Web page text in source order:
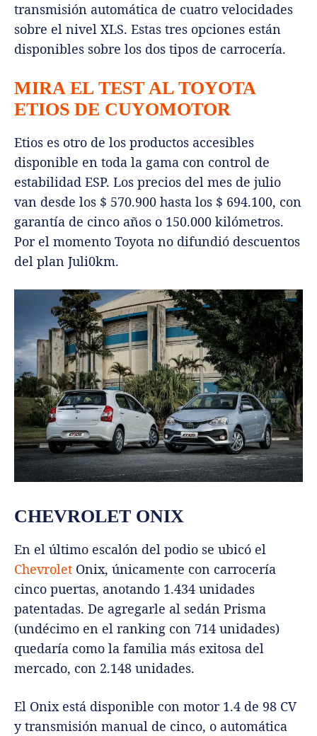
transmisión automática de cuatro velocidades
sobre el nivel XLS. Estas tres opciones están
disponibles sobre los dos tipos de carrocería.
MIRA EL TEST AL TOYOTA
ETIOS DE CUYOMOTOR
Etios es otro de los productos accesibles
disponible en toda la gama con control de
estabilidad ESP. Los precios del mes de julio
van desde los $ 570.900 hasta los $ 694.100, con
garantía de cinco años o 150.000 kilómetros.
Por el momento Toyota no difundió descuentos
del plan Juli0km.
CHEVROLET ONIX
En el último escalón del podio se ubicó el
Chevrolet Onix, únicamente con carrocería
cinco puertas, anotando 1.434 unidades
patentadas. De agregarle al sedán Prisma
(undécimo en el ranking con 714 unidades)
quedaría como la familia más exitosa del
mercado, con 2.148 unidades.
El Onix está disponible con motor 1.4 de 98 CV
y transmisión manual de cinco, o automática